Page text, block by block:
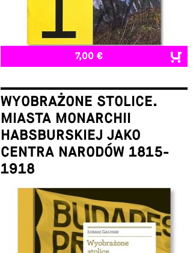
7,00 €
WYOBRAŻONE STOLICE.
MIASTA MONARCHII
HABSBURSKIEJ JAKO
CENTRA NARODÓW 1815-
1918
Łukasz Galusek